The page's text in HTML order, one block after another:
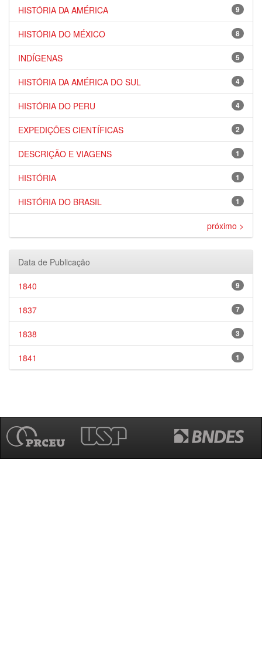
9
HISTÓRIA DA AMÉRICA
8
HISTÓRIA DO MÉXICO
5
INDÍGENAS
4
HISTÓRIA DA AMÉRICA DO SUL
4
HISTÓRIA DO PERU
2
EXPEDIÇÕES CIENTÍFICAS
1
DESCRIÇÃO E VIAGENS
1
HISTÓRIA
1
HISTÓRIA DO BRASIL
próximo >
Data de Publicação
9
1840
7
1837
3
1838
1
1841